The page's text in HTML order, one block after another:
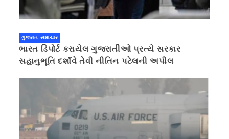
ગુજરાત સમાચાર
ભારત ડિપોર્ટ કરાયેલ ગુજરાતીઓ પ્રત્યે સરકાર
સહાનુભૂતિ દર્શાવે તેવી નીતિન પટેલની અપીલ